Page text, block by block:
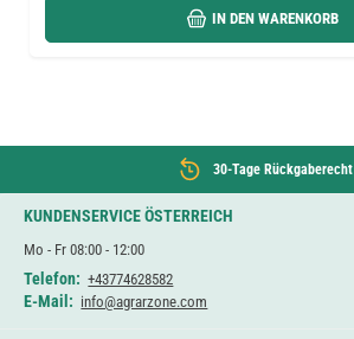
IN DEN WARENKORB
30-Tage Rückgaberecht
KUNDENSERVICE ÖSTERREICH
Mo - Fr 08:00 - 12:00
Telefon: +43774628582
E-Mail: info@agrarzone.com